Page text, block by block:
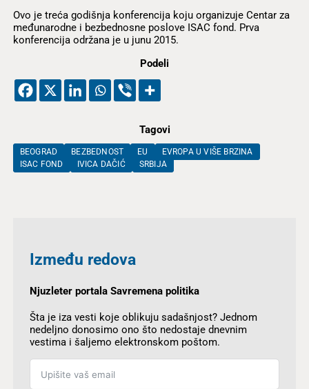
Ovo je treća godišnja konferencija koju organizuje Centar za
međunarodne i bezbednosne poslove ISAC fond. Prva
konferencija održana je u junu 2015.
Podeli
Tagovi
BEOGRAD BEZBEDNOST EU
EVROPA U VIŠE BRZINA
ISAC FOND
IVICA DAČIĆ SRBIJA
Između redova
Njuzleter portala Savremena politika
Šta je iza vesti koje oblikuju sadašnjost? Jednom
nedeljno donosimo ono što nedostaje dnevnim
vestima i šaljemo elektronskom poštom.